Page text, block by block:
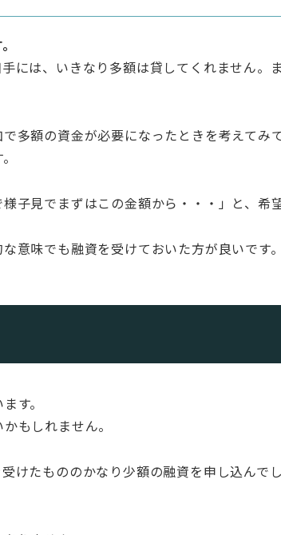
には、いきなり多額は貸してくれません
多額の資金が必要になったときを考えて
子見でまずはこの金額から・・・」と、希
意味でも融資を受けておいた方が良いです。
す。
もしれません。
けたもののかなり少額の融資を申し込んで